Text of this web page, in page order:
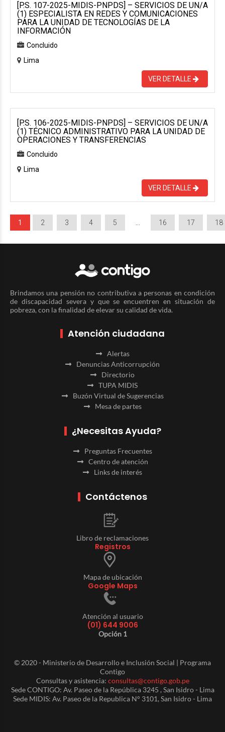
[P.S. 107-2025-MIDIS-PNPDS] – SERVICIOS DE UN/A
(1) ESPECIALISTA EN REDES Y COMUNICACIONES
PARA LA UNIDAD DE TECNOLOGÍAS DE LA
INFORMACIÓN
Concluido
Lima
VER DETALLE
[P.S. 106-2025-MIDIS-PNPDS] – SERVICIOS DE UN/A
(1) TÉCNICO ADMINISTRATIVO PARA LA UNIDAD DE
OPERACIONES Y TRANSFERENCIAS
Concluido
Lima
VER DETALLE
1 2 3 4 5 16 17 18
Brindamos una pensión no contributiva a personas en condición
de discapacidad severa y que se encuentren en situación de
pobreza, con la finalidad de elevar su calidad de vida.
Atención ciudadana
Alertas
Denuncias Anticorrupción
Directorio
TUPA MIDIS
Buzón Virtual de Sugerencias
Mesa de partes
¿Necesitas Ayuda?
Preguntas Frecuentes
Centro de atención
Links de interés
Contáctenos
Libro de reclamaciones
Registros
Mapa de ubicación
Google Maps
Atención al usuario
(01) 644 9006
Opción 1
© 2020 - Ministerio de Desarrollo e Inclusión Social | Programa
Contigo
Consultas y asistencia: consultas@contigo.gob.pe
Sede CONTIGO: Av. Paseo de la República 3245 , San Isidro - Lima
Sede MIDIS: Av. Paseo de la Republica N° 3101, San Isidro - Lima